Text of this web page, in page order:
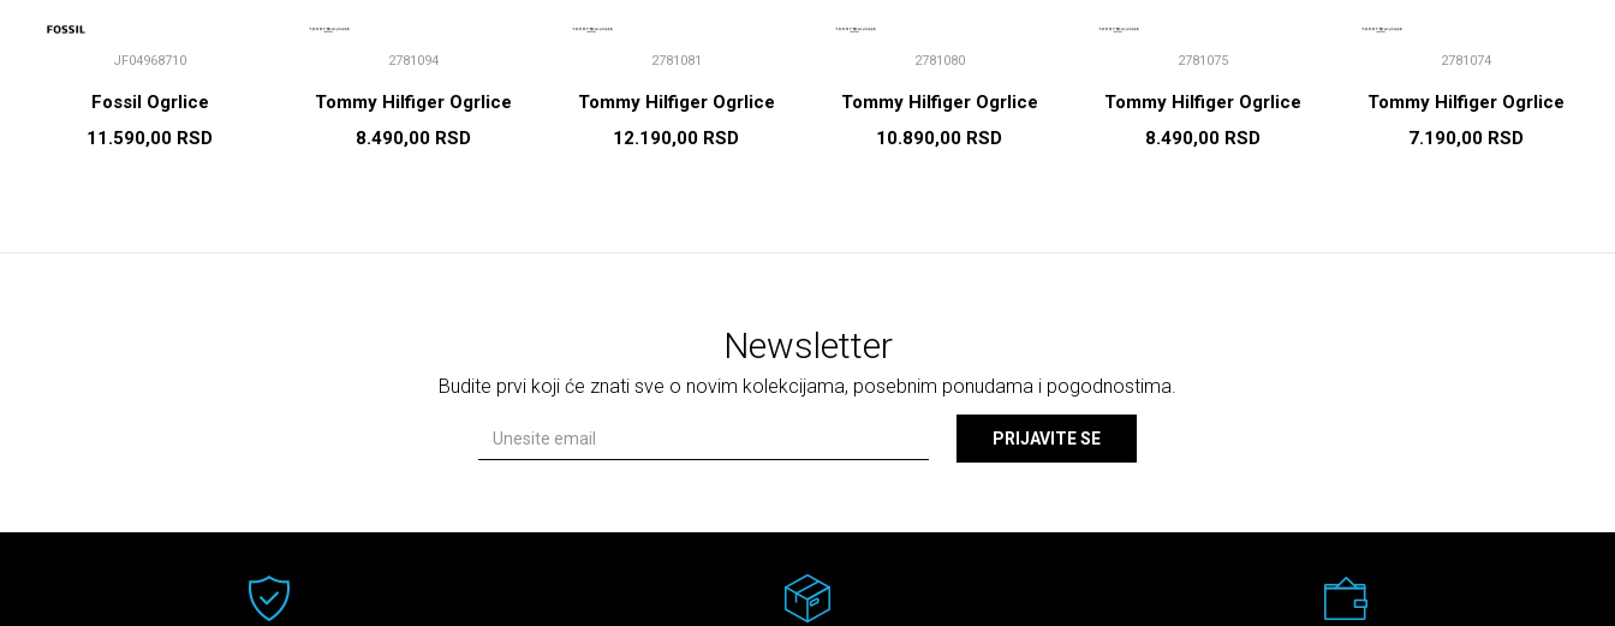
JF04968710
Fossil Ogrlice
11.590,00 RSD
2781094
Tommy Hilfiger Ogrlice
8.490,00 RSD
2781081
Tommy Hilfiger Ogrlice
12.190,00 RSD
2781080
Tommy Hilfiger Ogrlice
10.890,00 RSD
2781075
Tommy Hilfiger Ogrlice
8.490,00 RSD
2781074
Tommy Hilfiger Ogrlice
7.190,00 RSD
Newsletter
Budite prvi koji će znati sve o novim kolekcijama, posebnim ponudama i pogodnostima.
PRIJAVITE SE